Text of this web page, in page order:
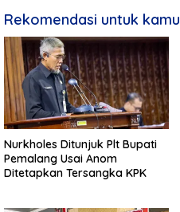
Rekomendasi untuk kamu
Nurkholes Ditunjuk Plt Bupati
Pemalang Usai Anom
Ditetapkan Tersangka KPK